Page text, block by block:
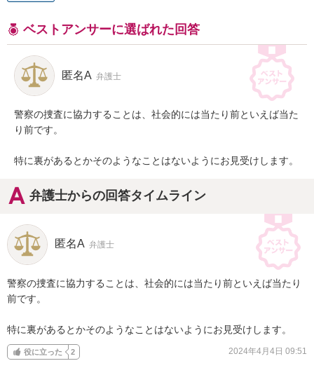
ベストアンサーに選ばれた回答
匿名A 弁護士
警察の捜査に協力することは、社会的には当たり前といえば当た
り前です。
特に裏があるとかそのようなことはないようにお見受けします。
弁護士からの回答タイムライン
匿名A 弁護士
警察の捜査に協力することは、社会的には当たり前といえば当たり
前です。
特に裏があるとかそのようなことはないようにお見受けします。
役に立った 2 2024年4月4日 09:51